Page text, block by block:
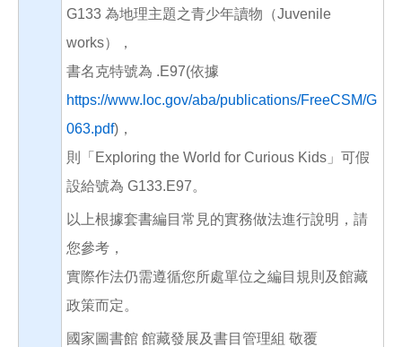
G133 為地理主題之青少年讀物（Juvenile
works），
書名克特號為 .E97(依據
https://www.loc.gov/aba/publications/FreeCSM/G
063.pdf)，
則「Exploring the World for Curious Kids」可假
設給號為 G133.E97。
以上根據套書編目常見的實務做法進行說明，請
您參考，
實際作法仍需遵循您所處單位之編目規則及館藏
政策而定。
國家圖書館 館藏發展及書目管理組 敬覆